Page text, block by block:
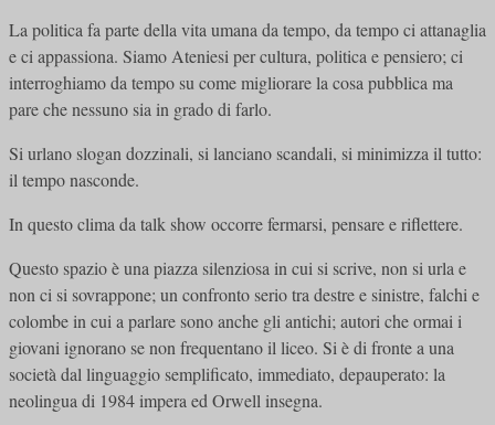
La politica fa parte della vita umana da tempo, da tempo ci attanaglia
e ci appassiona. Siamo Ateniesi per cultura, politica e pensiero; ci
interroghiamo da tempo su come migliorare la cosa pubblica ma
pare che nessuno sia in grado di farlo.
Si urlano slogan dozzinali, si lanciano scandali, si minimizza il tutto:
il tempo nasconde.
In questo clima da talk show occorre fermarsi, pensare e riflettere.
Questo spazio è una piazza silenziosa in cui si scrive, non si urla e
non ci si sovrappone; un confronto serio tra destre e sinistre, falchi e
colombe in cui a parlare sono anche gli antichi; autori che ormai i
giovani ignorano se non frequentano il liceo. Si è di fronte a una
società dal linguaggio semplificato, immediato, depauperato: la
neolingua di 1984 impera ed Orwell insegna.